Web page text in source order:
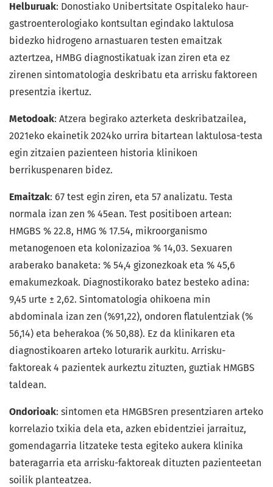
Helburuak: Donostiako Unibertsitate Ospitaleko haur-
gastroenterologiako kontsultan egindako laktulosa
bidezko hidrogeno arnastuaren testen emaitzak
aztertzea, HMBG diagnostikatuak izan ziren eta ez
zirenen sintomatologia deskribatu eta arrisku faktoreen
presentzia ikertuz.
Metodoak: Atzera begirako azterketa deskribatzailea,
2021eko ekainetik 2024ko urrira bitartean laktulosa-testa
egin zitzaien pazienteen historia klinikoen
berrikuspenaren bidez.
Emaitzak: 67 test egin ziren, eta 57 analizatu. Testa
normala izan zen % 45ean. Test positiboen artean:
HMGBS % 22.8, HMG % 17.54, mikroorganismo
metanogenoen eta kolonizazioa % 14,03. Sexuaren
araberako banaketa: % 54,4 gizonezkoak eta % 45,6
emakumezkoak. Diagnostikorako batez besteko adina:
9,45 urte ± 2,62. Sintomatologia ohikoena min
abdominala izan zen (%91,22), ondoren flatulentziak (%
56,14) eta beherakoa (% 50,88). Ez da klinikaren eta
diagnostikoaren arteko loturarik aurkitu. Arrisku-
faktoreak 4 pazientek aurkeztu zituzten, guztiak HMGBS
taldean.
Ondorioak: sintomen eta HMGBSren presentziaren arteko
korrelazio txikia dela eta, azken ebidentziei jarraituz,
gomendagarria litzateke testa egiteko aukera klinika
bateragarria eta arrisku-faktoreak dituzten pazienteetan
soilik planteatzea.